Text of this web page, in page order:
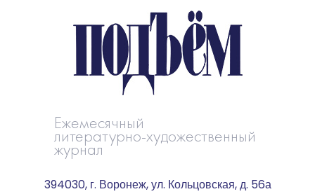
Ежемесячный
литературно-художественный
журнал
394030, г. Воронеж, ул. Кольцовская, д. 56а